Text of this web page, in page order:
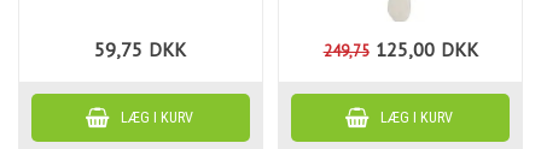
59,75 DKK 249,75 125,00 DKK